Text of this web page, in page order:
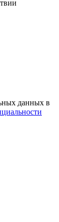
данных в